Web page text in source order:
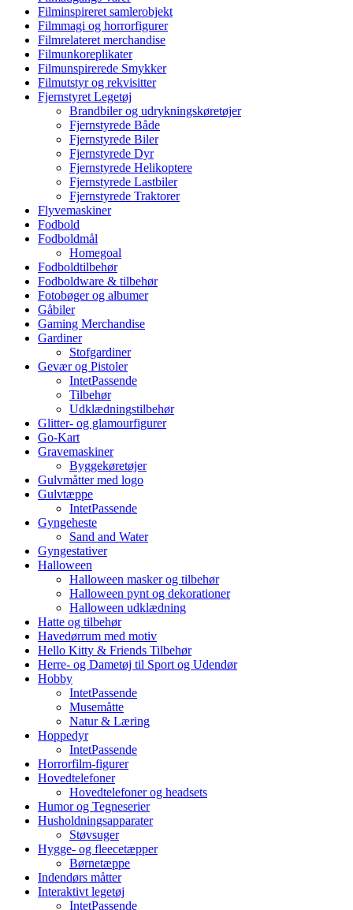
Filminspireret samlerobjekt
Filmmagi og horrorfigurer
Filmrelateret merchandise
Filmunkoreplikater
Filmunspirerede Smykker
Filmutstyr og rekvisitter
Fjernstyret Legetøj
Brandbiler og udrykningskøretøjer
Fjernstyrede Både
Fjernstyrede Biler
Fjernstyrede Dyr
Fjernstyrede Helikoptere
Fjernstyrede Lastbiler
Fjernstyrede Traktorer
Flyvemaskiner
Fodbold
Fodboldmål
Homegoal
Fodboldtilbehør
Fodboldware & tilbehør
Fotobøger og albumer
Gåbiler
Gaming Merchandise
Gardiner
Stofgardiner
Gevær og Pistoler
IntetPassende
Tilbehør
Udklædningstilbehør
Glitter- og glamourfigurer
Go-Kart
Gravemaskiner
Byggekøretøjer
Gulvmåtter med logo
Gulvtæppe
IntetPassende
Gyngeheste
Sand and Water
Gyngestativer
Halloween
Halloween masker og tilbehør
Halloween pynt og dekorationer
Halloween udklædning
Hatte og tilbehør
Havedørrum med motiv
Hello Kitty & Friends Tilbehør
Herre- og Dametøj til Sport og Udendør
Hobby
IntetPassende
Musemåtte
Natur & Læring
Hoppedyr
IntetPassende
Horrorfilm-figurer
Hovedtelefoner
Hovedtelefoner og headsets
Humor og Tegneserier
Husholdningsapparater
Støvsuger
Hygge- og fleecetæpper
Børnetæppe
Indendørs måtter
Interaktivt legetøj
IntetPassende